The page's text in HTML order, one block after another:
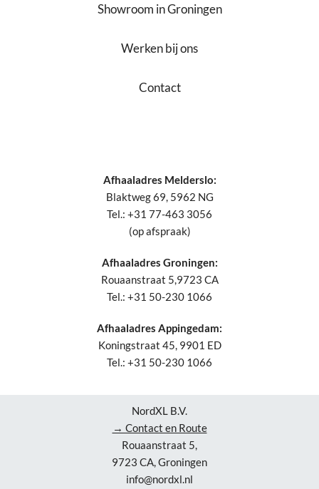
Showroom in Groningen
Werken bij ons
Contact
Afhaaladres Melderslo:
Blaktweg 69, 5962 NG
Tel.: +31 77-463 3056
(op afspraak)
Afhaaladres Groningen:
Rouaanstraat 5,9723 CA
Tel.: +31 50-230 1066
Afhaaladres Appingedam:
Koningstraat 45, 9901 ED
Tel.: +31 50-230 1066
NordXL B.V.
→ Contact en Route
Rouaanstraat 5,
9723 CA, Groningen
info@nordxl.nl